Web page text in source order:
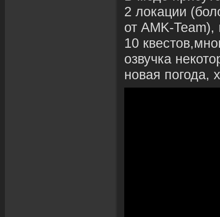
2 локации
от AMK-
10
озвучка
новая погода,